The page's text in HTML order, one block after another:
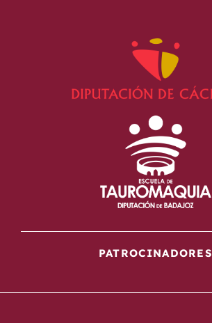
PATROCINADORES